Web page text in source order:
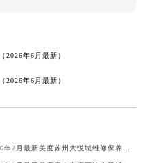
2026年6月最新）
2026年6月最新）